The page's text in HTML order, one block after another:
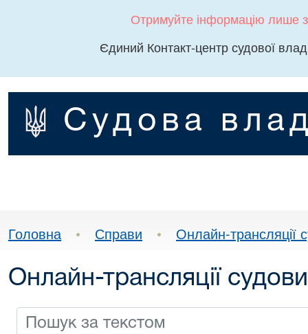
Отримуйте інформацію лише
Єдиний Контакт-центр судової
Судова
Головна • Справи • Онлайн-трансляції
Онлайн-трансляції